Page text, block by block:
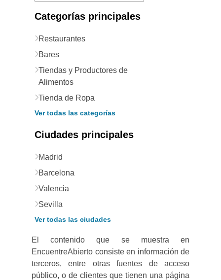
Categorías principales
Restaurantes
Bares
Tiendas y Productores de
Alimentos
Tienda de Ropa
Ver todas las categorías
Ciudades principales
Madrid
Barcelona
Valencia
Sevilla
Ver todas las ciudades
El contenido que se muestra en
EncuentreAbierto consiste en información de
terceros, entre otras fuentes de acceso
público, o de clientes que tienen una página